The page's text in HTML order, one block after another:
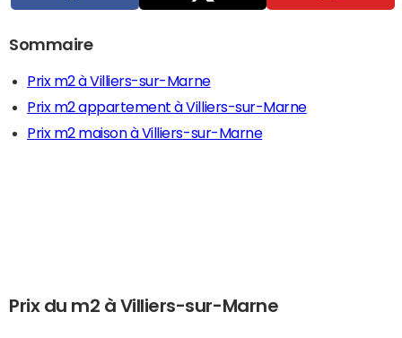
Sommaire
Prix m2 à Villiers-sur-Marne
Prix m2 appartement à Villiers-sur-Marne
Prix m2 maison à Villiers-sur-Marne
Prix du m2 à Villiers-sur-Marne